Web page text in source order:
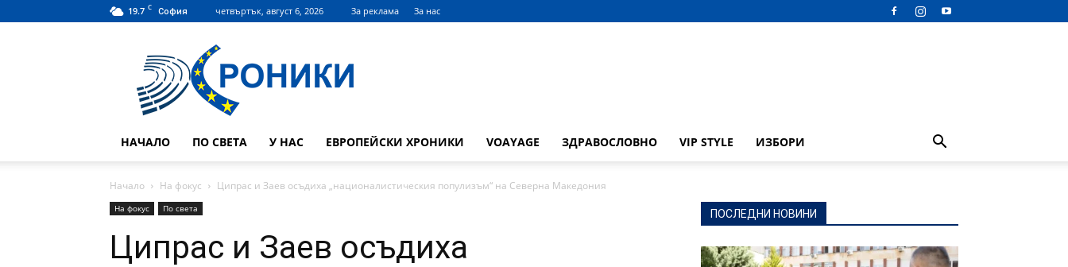
19.7 C София четвъртък, август 6, 2026 За реклама За нас
НАЧАЛО ПО СВЕТА У НАС ЕВРОПЕЙСКИ ХРОНИКИ VOAYAGE ЗДРАВОСЛОВНО VIP STYLE ИЗБОРИ
Начало На фокус Ципрас и Заев осъдиха „националистическия популизъм“ на Северна Македония
На фокус По света
Ципрас и Заев осъдиха
ПОСЛЕДНИ НОВИНИ